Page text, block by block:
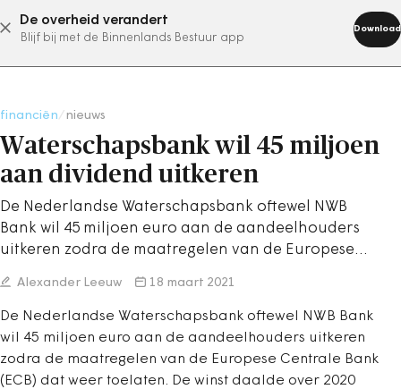
De overheid verandert
Blijf bij met de Binnenlands Bestuur app
Download
abonneer nu
financiën nieuws
Waterschapsbank wil 45 miljoen
aan dividend uitkeren
De Nederlandse Waterschapsbank oftewel NWB
Bank wil 45 miljoen euro aan de aandeelhouders
uitkeren zodra de maatregelen van de Europese…
Alexander Leeuw 18 maart 2021
De Nederlandse Waterschapsbank oftewel NWB Bank
wil 45 miljoen euro aan de aandeelhouders uitkeren
zodra de maatregelen van de Europese Centrale Bank
(ECB) dat weer toelaten. De winst daalde over 2020